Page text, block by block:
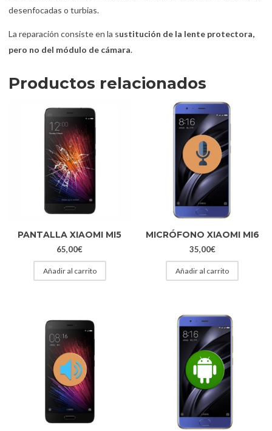
desenfocadas o turbias.
La reparación consiste en la sustitución de la lente protectora,
pero no del módulo de cámara.
Productos relacionados
PANTALLA XIAOMI MI5
65,00€
Añadir al carrito
MICRÓFONO XIAOMI MI6
35,00€
Añadir al carrito